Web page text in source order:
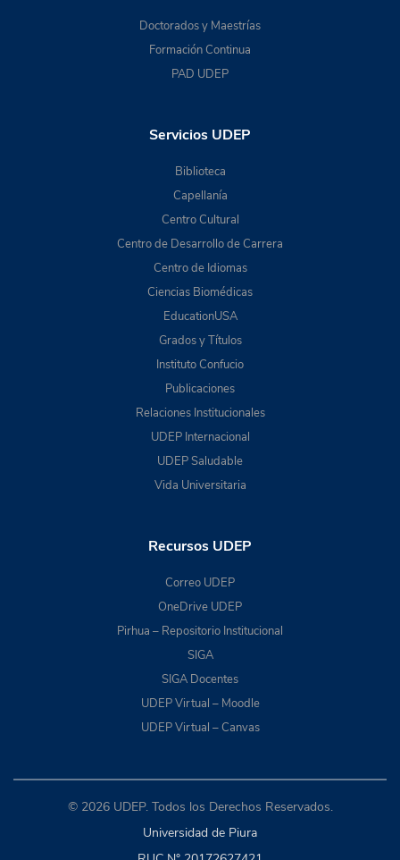
Doctorados y Maestrías
Formación Continua
PAD UDEP
Servicios UDEP
Biblioteca
Capellanía
Centro Cultural
Centro de Desarrollo de Carrera
Centro de Idiomas
Ciencias Biomédicas
EducationUSA
Grados y Títulos
Instituto Confucio
Publicaciones
Relaciones Institucionales
UDEP Internacional
UDEP Saludable
Vida Universitaria
Recursos UDEP
Correo UDEP
OneDrive UDEP
Pirhua – Repositorio Institucional
SIGA
SIGA Docentes
UDEP Virtual – Moodle
UDEP Virtual – Canvas
© 2026 UDEP. Todos los Derechos Reservados.
Universidad de Piura